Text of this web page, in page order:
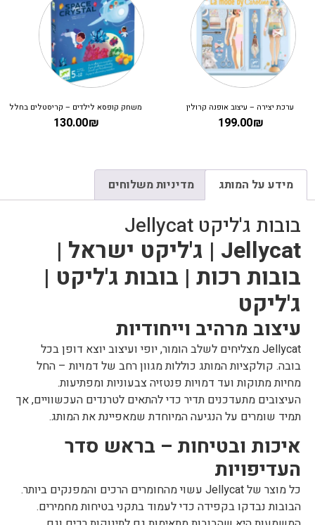
ערכת יצירה – עיצוב אופנה קרולין
199.00₪
משחק קופסא לילדים – קריסטלים בחלל
130.00₪
מידע על המותג מדיניות משלוחים
בובות ג'ליקט Jellycat
Jellycat | ג'ליקט ישראל |
בובות רכות | בובות ג'ליקט |
ג'ליקט
עיצוב מרהיב וייחודיות
Jellycat מצליחים לשלב הומור, יופי ועיצוב יוצא דופן בכל
בובה. קולקציות המותג כוללות מגוון רחב של דמויות – החל
מחיות מתוקות ועד דמויות פנטזיה צבעוניות ומפתיעות.
העיצובים מתעדכנים תדיר כדי להתאים לטרנדים העכשוויים, אך
תמיד שומרים על הנגיעה המיוחדת שמאפיינת את המותג.
איכות ובטיחות – בראש סדר
העדיפויות
כל מוצר של Jellycat עשוי מהחומרים הרכים והמפנקים ביותר.
הבובות נבדקו בקפידה כדי לעמוד בתקני בטיחות מחמירים.